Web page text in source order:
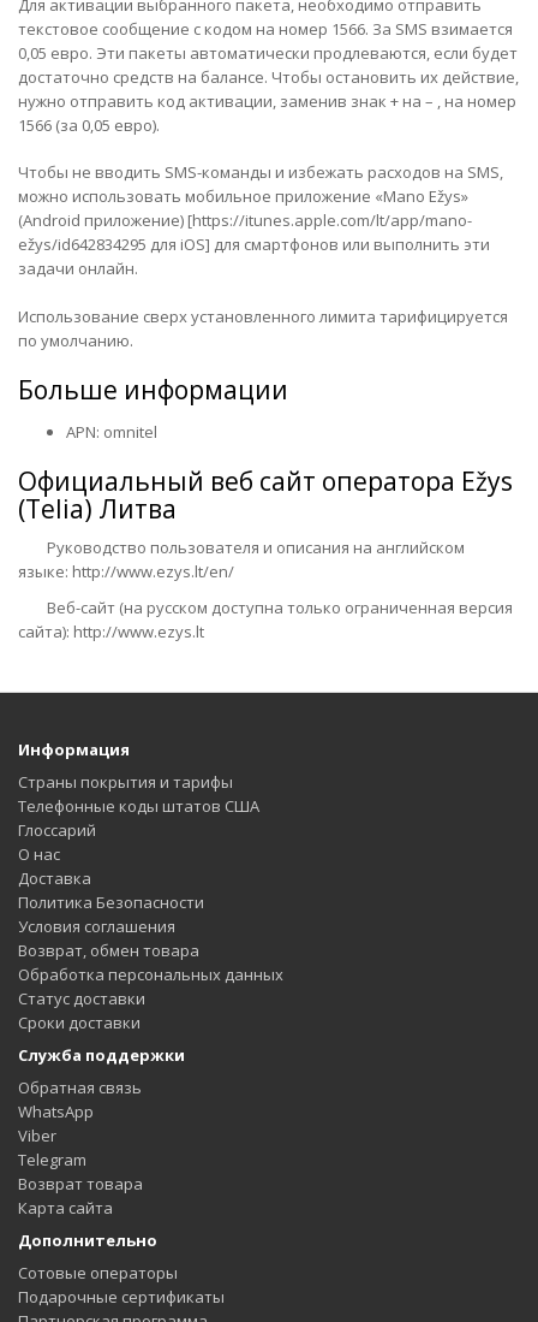
текстовое сообщение с кодом на номер 1566. За SMS взимается
0,05 евро. Эти пакеты автоматически продлеваются, если будет
достаточно средств на балансе. Чтобы остановить их действие,
нужно отправить код активации, заменив знак + на – , на номер
1566 (за 0,05 евро).
Чтобы не вводить SMS-команды и избежать расходов на SMS,
можно использовать мобильное приложение «Mano Ežys»
(Android приложение) [https://itunes.apple.com/lt/app/mano-
ežys/id642834295 для iOS] для смартфонов или выполнить эти
задачи онлайн.
Использование сверх установленного лимита тарифицируется
по умолчанию.
Больше информации
APN: omnitel
Официальный веб сайт оператора Ežys
(Telia) Литва
Руководство пользователя и описания на английском
языке: http://www.ezys.lt/en/
Веб-сайт (на русском доступна только ограниченная версия
сайта): http://www.ezys.lt
Информация
Страны покрытия и тарифы
Телефонные коды штатов США
Глоссарий
О нас
Доставка
Политика Безопасности
Условия соглашения
Возврат, обмен товара
Обработка персональных данных
Статус доставки
Сроки доставки
Служба поддержки
Обратная связь
WhatsApp
Viber
Telegram
Возврат товара
Карта сайта
Дополнительно
Сотовые операторы
Подарочные сертификаты